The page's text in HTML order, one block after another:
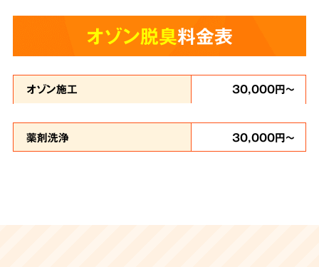
オゾン脱臭料金表
オゾン施工 30,000円～
薬剤洗浄 30,000円～